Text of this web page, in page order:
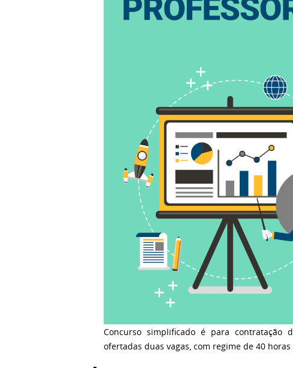
Concurso simplificado é para contratação
ofertadas duas vagas, com regime de 40